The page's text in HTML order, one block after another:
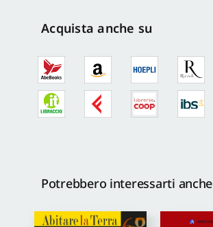
on
Quaderni
quantità
Acquista anche su
Potrebbero interessarti anche